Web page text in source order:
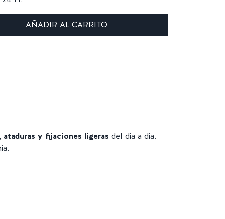
AÑADIR AL CARRITO
ataduras y fijaciones ligeras del día a día.